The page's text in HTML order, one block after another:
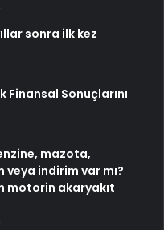
sonra ilk kez
Sonuçlarını
mazota,
indirim var mı?
motorin akaryakıt